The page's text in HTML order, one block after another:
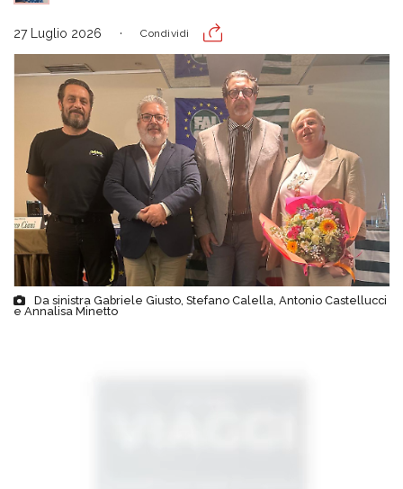
27 Luglio 2026 Condividi
Da sinistra Gabriele Giusto, Stefano Calella, Antonio Castellucci
e Annalisa Minetto